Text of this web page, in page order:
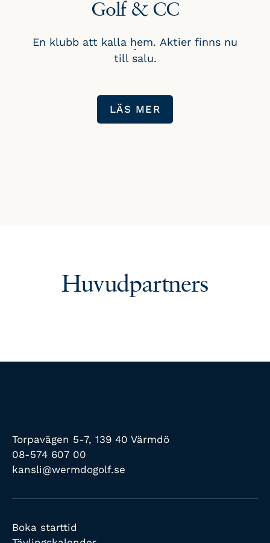
Golf & CC
En klubb att kalla hem. Aktier finns nu
till salu.
LÄS MER
Huvudpartners
Torpavägen 5-7, 139 40 Värmdö
08-574 607 00
kansli@wermdogolf.se
Boka starttid